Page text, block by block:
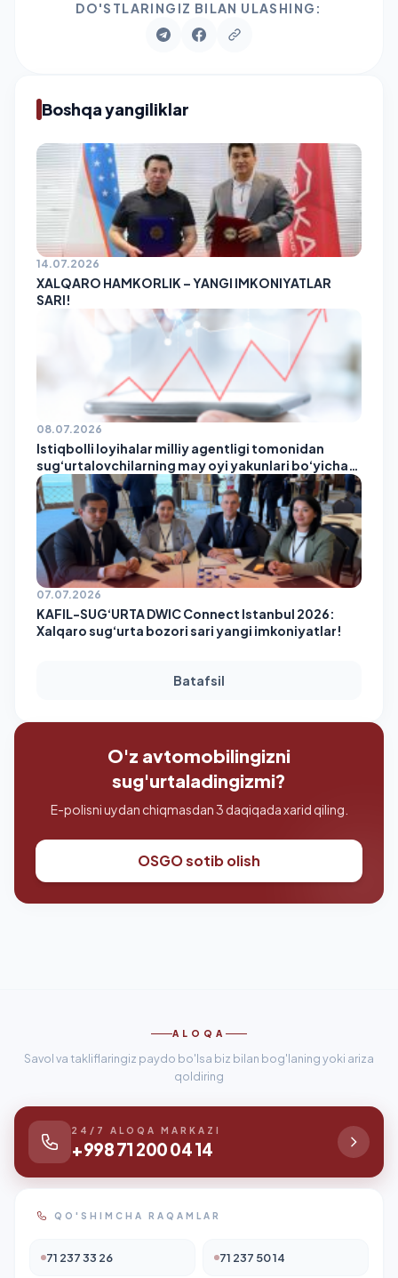
DO'STLARINGIZ BILAN ULASHING:
Boshqa yangiliklar
14.07.2026
XALQARO HAMKORLIK – YANGI IMKONIYATLAR
SARI!
08.07.2026
Istiqbolli loyihalar milliy agentligi tomonidan
sug‘urtalovchilarning may oyi yakunlari bo‘yicha
reytingi e’lon qilindi!
07.07.2026
KAFIL-SUG‘URTA DWIC Connect Istanbul 2026:
Xalqaro sug‘urta bozori sari yangi imkoniyatlar!
Batafsil
O'z avtomobilingizni
sug'urtaladingizmi?
E-polisni uydan chiqmasdan 3 daqiqada xarid qiling.
OSGO sotib olish
ALOQA
Savol va takliflaringiz paydo bo'lsa biz bilan bog'laning yoki ariza
qoldiring
24/7 ALOQA MARKAZI
+998 71 200 04 14
QO'SHIMCHA RAQAMLAR
71 237 33 26 71 237 50 14